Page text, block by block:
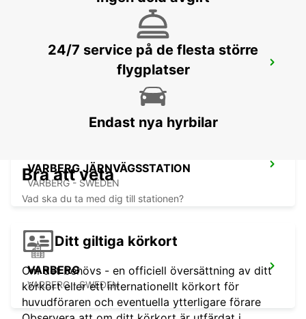
ANGELHOLM - SWEDEN
VARBERG JÄRNVÄGSSTATION
VARBERG - SWEDEN
VARBERG
VARBERG - SWEDEN
24/7 service på de flesta större
flygplatser
Endast nya hyrbilar
Bra att veta
Vad ska du ta med dig till stationen?
Ditt giltiga körkort
Om det behövs - en officiell översättning av ditt
körkort eller ett internationellt körkort för
huvudföraren och eventuella ytterligare förare